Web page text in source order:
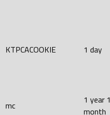
KTPCACOOKIE 1 day
mc
1 year 1
month